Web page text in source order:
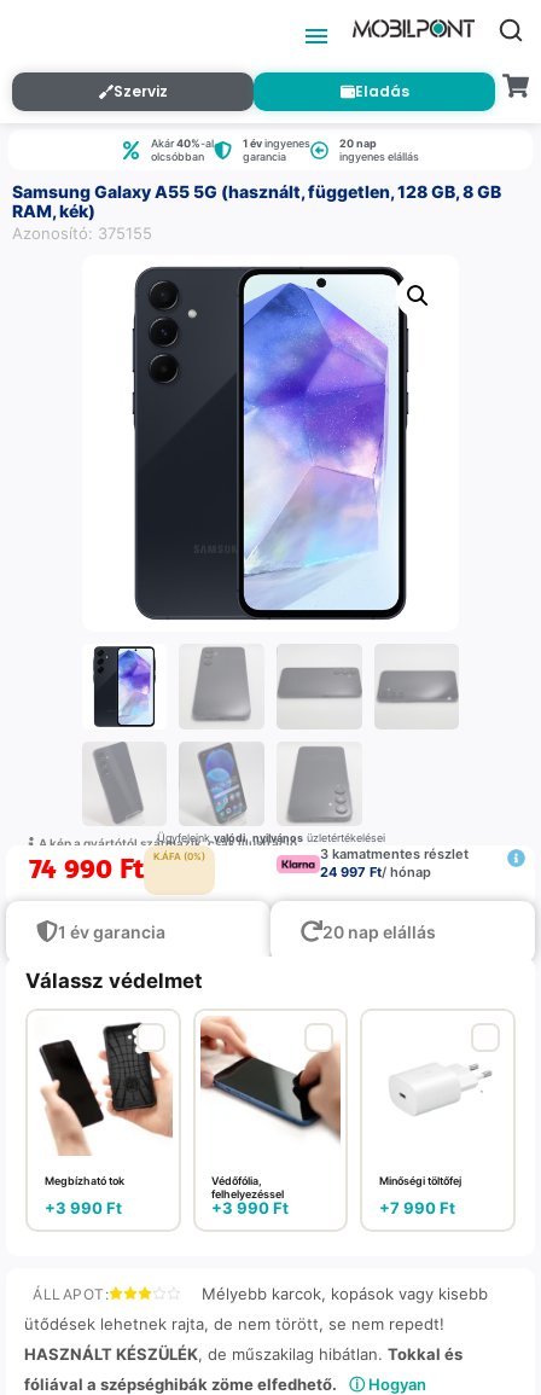
Szerviz Eladás
Akár40%-al
olcsóbban
1 évingyenes
garancia
20 nap
ingyenes elállás
Samsung Galaxy A55 5G (használt, független, 128 GB, 8 GB
RAM, kék)
Azonosító: 375155
A kép a gyártótól származik, csak illustráció
Ügyfeleinkvalódi,nyilvánosüzletértékelései
74 990 Ft K.ÁFA (0%)
3 kamatmentes részlet
24 997 Ft/ hónap
1 év garancia 20 nap elállás
Válassz védelmet
Megbízható tok
+3 990Ft
Védőfólia,
felhelyezéssel
+3 990Ft
Minőségi töltőfej
+7 990Ft
ÁLLAPOT:
Mélyebb karcok, kopások vagy kisebb
ütődések lehetnek rajta, de nem törött, se nem repedt!
HASZNÁLT KÉSZÜLÉK, de műszakilag hibátlan. Tokkal és
fóliával a szépséghibák zöme elfedhető.
ⓘ Hogyan